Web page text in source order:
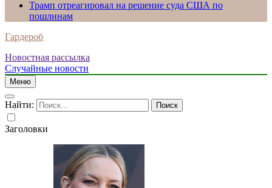
Трамп отреагировал на решение суда США по
пошлинам
Гардероб
Новостная рассылка
Случайные новости
Меню
Найти:
Заголовки